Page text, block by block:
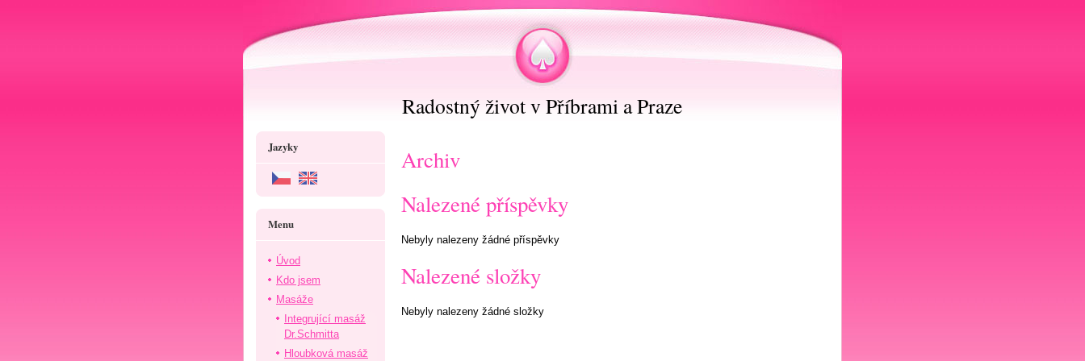
Radostný život v Příbrami a Praze
Archiv
Nalezené příspěvky
Nebyly nalezeny žádné příspěvky
Nalezené složky
Nebyly nalezeny žádné složky
Jazyky
Menu
Úvod
Kdo jsem
Masáže
Integrující masáž
Dr.Schmitta
Hloubková masáž